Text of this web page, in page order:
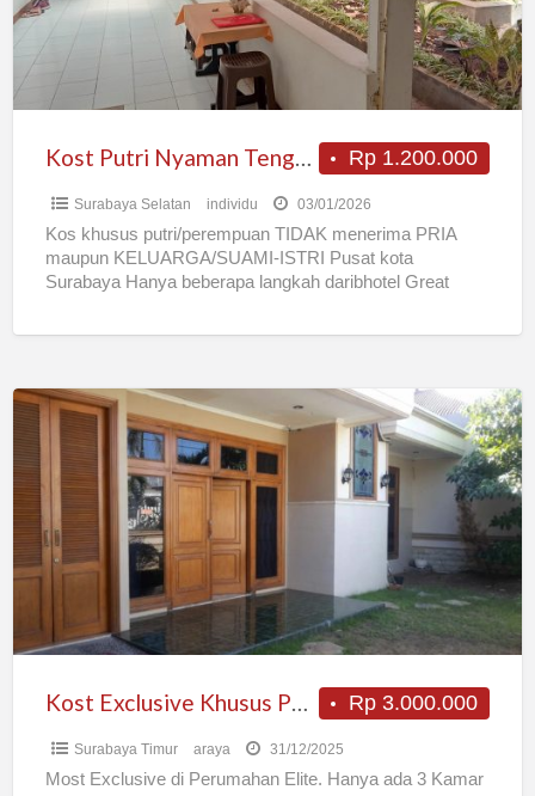
Rp 1.200.000
Kost Putri Nyaman Tengah Kota
Surabaya Selatan individu 03/01/2026
Kos khusus putri/perempuan TIDAK menerima PRIA
maupun KELUARGA/SUAMI-ISTRI Pusat kota
Surabaya Hanya beberapa langkah daribhotel Great
Kost
Khusus
Putri
Rp 3.000.000
Kost Exclusive Khusus Putri
Surabaya Timur araya 31/12/2025
Most Exclusive di Perumahan Elite. Hanya ada 3 Kamar